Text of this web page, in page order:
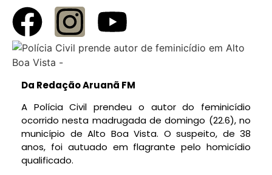
Da Redação Aruanã FM
A Polícia Civil prendeu o autor do feminicídio
ocorrido nesta madrugada de domingo (22.6), no
município de Alto Boa Vista. O suspeito, de 38
anos, foi autuado em flagrante pelo homicídio
qualificado.